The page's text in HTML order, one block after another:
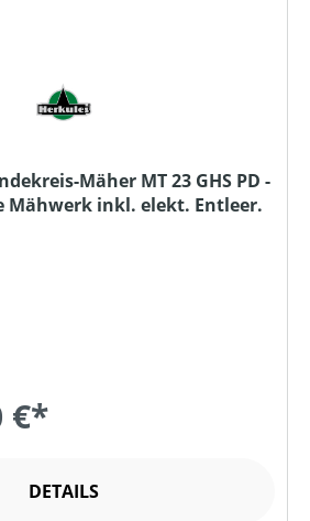
Mäher MT 23 GHS PD -
Mähwerk inkl. elekt. Entleer.
€*
DETAILS